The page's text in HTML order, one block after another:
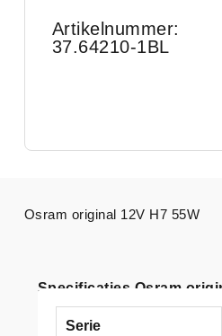
Artikelnummer:
37.64210-1BL
Specificaties Osram
Serie
Osram original 12V H7 55W